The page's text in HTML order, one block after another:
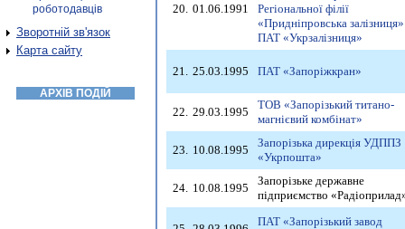
роботодавців
Зворотній зв'язок
Карта сайту
АРХІВ ПОДІЙ
20. 01.06.1991
Регіональної філії
«Придніпровська залізниця»
ПАТ «Укрзалізниця»
21. 25.03.1995 ПАТ «Запоріжкран»
22. 29.03.1995
ТОВ «Запорізький титано-
магнієвий комбінат»
23. 10.08.1995
Запорізька дирекція УДППЗ
«Укрпошта»
24. 10.08.1995
Запорізьке державне
підприємство
ПАТ «Запорізький завод